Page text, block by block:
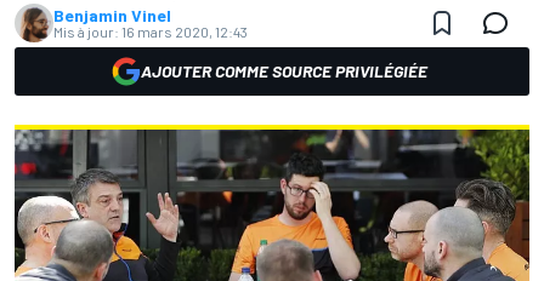
Benjamin Vinel
Mis à jour: 16 mars 2020, 12:43
AJOUTER COMME SOURCE PRIVILÉGIÉE